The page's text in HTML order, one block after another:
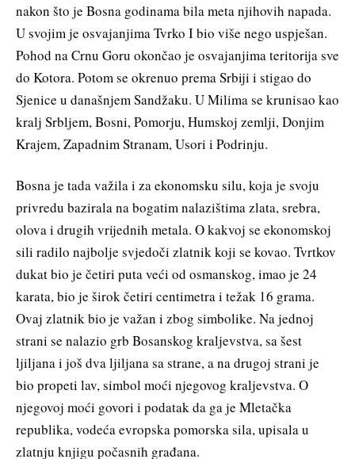
nakon što je Bosna godinama bila meta njihovih napada.
U svojim je osvajanjima Tvrko I bio više nego uspješan.
Pohod na Crnu Goru okončao je osvajanjima teritorija sve
do Kotora. Potom se okrenuo prema Srbiji i stigao do
Sjenice u današnjem Sandžaku. U Milima se krunisao kao
kralj Srbljem, Bosni, Pomorju, Humskoj zemlji, Donjim
Krajem, Zapadnim Stranam, Usori i Podrinju.
Bosna je tada važila i za ekonomsku silu, koja je svoju
privredu bazirala na bogatim nalazištima zlata, srebra,
olova i drugih vrijednih metala. O kakvoj se ekonomskoj
sili radilo najbolje svjedoči zlatnik koji se kovao. Tvrtkov
dukat bio je četiri puta veći od osmanskog, imao je 24
karata, bio je širok četiri centimetra i težak 16 grama.
Ovaj zlatnik bio je važan i zbog simbolike. Na jednoj
strani se nalazio grb Bosanskog kraljevstva, sa šest
ljiljana i još dva ljiljana sa strane, a na drugoj strani je
bio propeti lav, simbol moći njegovog kraljevstva. O
njegovoj moći govori i podatak da ga je Mletačka
republika, vodeća evropska pomorska sila, upisala u
zlatnju knjigu počasnih građana.